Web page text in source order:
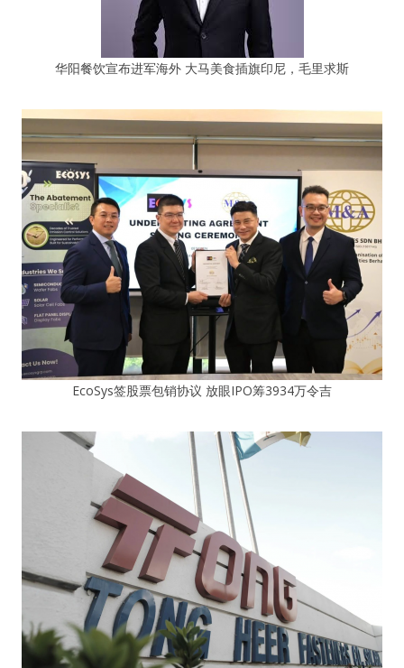
华阳餐饮宣布进军海外 大马美食插旗印尼，毛里求斯
EcoSys签股票包销协议 放眼IPO筹3934万令吉